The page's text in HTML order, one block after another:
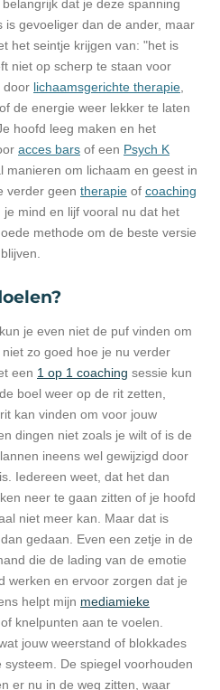
dat je deze spanning
is gevoeliger dan de ander, maar
het seintje krijgen van: "het is
niet op scherp te staan voor
door lichaamsgerichte therapie
de energie weer lekker te laten
hoofd leeg maken en het
acces bars of een Psych K
manieren om lichaam en geest in
verder geen therapie of coaching
mind en lijf vooral nu dat het
methode om de beste versie
je even niet de puf vinden om
zo goed hoe je nu verder
een 1 op 1 coaching sessie kun
boel weer op de rit zetten,
kan vinden om voor jouw
dingen niet zoals je wilt of is de
ineens wel gewijzigd door
Iedereen weet, dat het dan
neer te gaan zitten of je hoofd
niet meer kan. Maar dat is
gedaan. Even een zetje in de
die de lading van de emotie
werken en ervoor zorgen dat je
helpt mijn mediamieke
knelpunten aan te voelen.
jouw weerstand of blokkades
De spiegel voorhouden
er nu in de weg zitten, waar